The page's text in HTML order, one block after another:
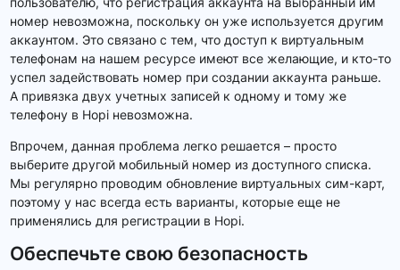
номер невозможна, поскольку он уже используется другим
аккаунтом. Это связано с тем, что доступ к виртуальным
телефонам на нашем ресурсе имеют все желающие, и кто-то
успел задействовать номер при создании аккаунта раньше.
А привязка двух учетных записей к одному и тому же
телефону в Hopi невозможна.
Впрочем, данная проблема легко решается – просто
выберите другой мобильный номер из доступного списка.
Мы регулярно проводим обновление виртуальных сим-карт,
поэтому у нас всегда есть варианты, которые еще не
применялись для регистрации в Hopi.
Обеспечьте свою безопасность